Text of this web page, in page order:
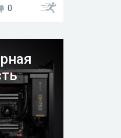
из
число или
0